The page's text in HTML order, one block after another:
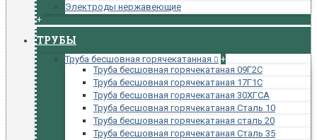
Электроды нержавеющие
+
ТРУБЫ
Труба бесшовная горячекатанная
+
Труба бесшовная горячекатаная 09Г2С
Труба бесшовная горячекатаная 17Г1С
Труба бесшовная горячекатаная 30ХГСА
Труба бесшовная горячекатаная Сталь 10
Труба бесшовная горячекатаная сталь 20
Труба бесшовная горячекатаная Сталь 35